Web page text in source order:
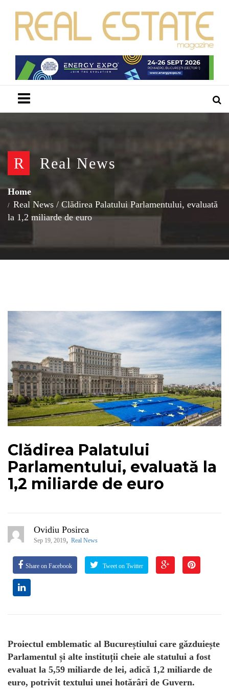
R Real News
Home
Real News / Clădirea Palatului Parlamentului, evaluată
la 1,2 miliarde de euro
Clădirea Palatului
Parlamentului, evaluată la
1,2 miliarde de euro
Ovidiu Posirca
Sep 19, 2019, Real News
Share on Facebook Tweet on Twitter
Proiectul emblematic al Bucureștiului care găzduiește
Parlamentul și alte instituții cheie ale statului a fost
evaluat la 5,59 miliarde de lei, adică 1,2 miliarde de
euro, potrivit textului unei hotărâri de Guvern.